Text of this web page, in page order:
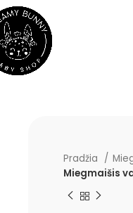
Pradžia
Miegmaišis